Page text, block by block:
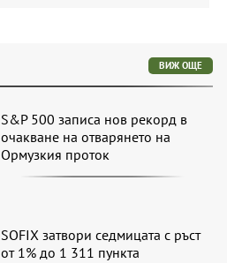
ВИЖ ОЩЕ
S&P 500 записа нов рекорд в
очакване на отварянето на
Ормузкия проток
SOFIX затвори седмицата с ръст
от 1% до 1 311 пункта